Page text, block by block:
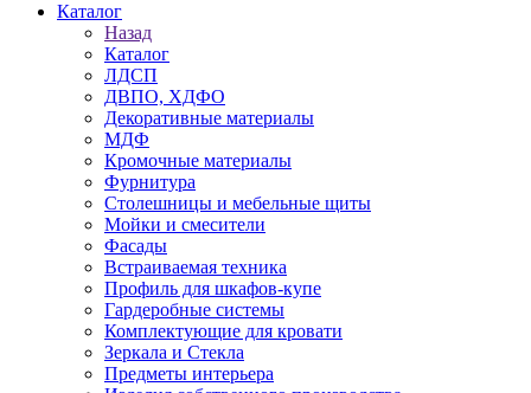
Каталог
Назад
Каталог
ЛДСП
ДВПО, ХДФО
Декоративные материалы
МДФ
Кромочные материалы
Фурнитура
Столешницы и мебельные щиты
Мойки и смесители
Фасады
Встраиваемая техника
Профиль для шкафов-купе
Гардеробные системы
Комплектующие для кровати
Зеркала и Стекла
Предметы интерьера